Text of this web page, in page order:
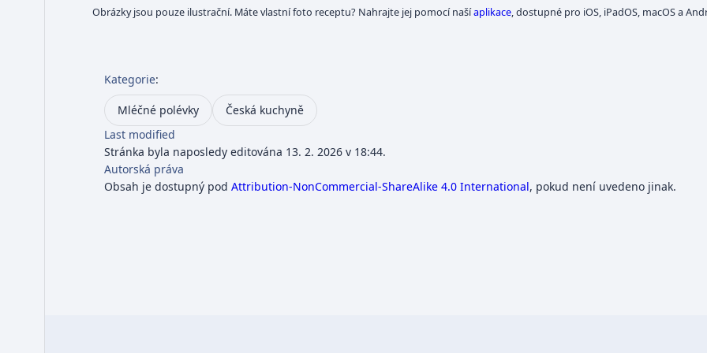
Obrázky jsou pouze ilustrační. Máte vlastní foto receptu? Nahrajte jej pomocí našíaplikace, dostupné pro iOS, iPadOS, macOS a
Kategorie:
Mléčné polévky
Česká kuchyně
Last modified
Stránka byla naposledy editována 13. 2. 2026 v 18:44.
Autorská práva
Obsah je dostupný pod Attribution-NonCommercial-ShareAlike 4.0 International, pokud není uvedeno jinak.